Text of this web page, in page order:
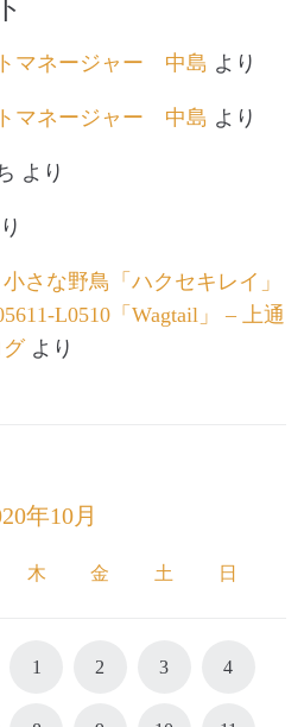
マネージャー 中島 より
マネージャー 中島 より
より
さな野鳥「ハクセキレイ」
L0510「Wagtail」 – 上通
より
年10月
木 金 土 日
1 2 3 4